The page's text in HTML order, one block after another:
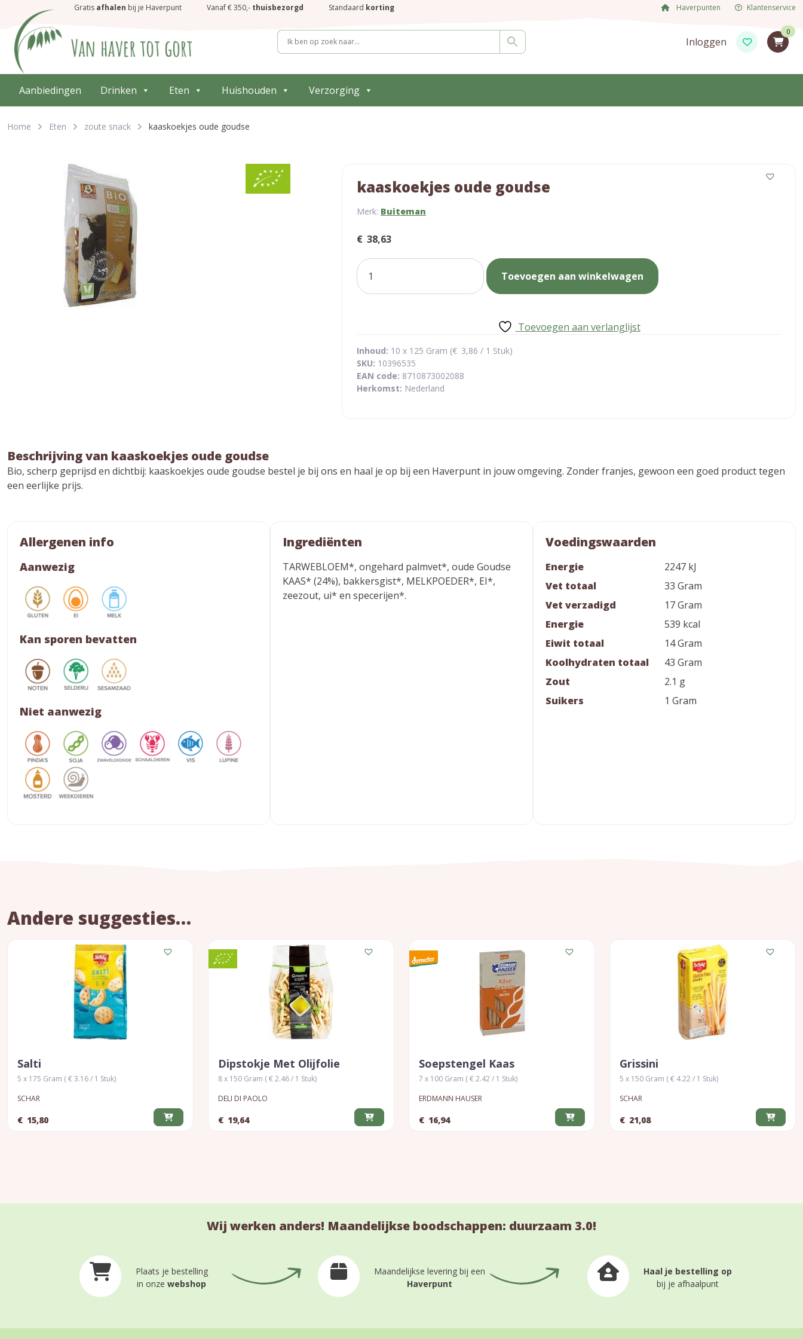
Gratis afhalen bij je Haverpunt Vanaf € 350,- thuisbezorgd Standaard korting Haverpunten Klantenservice
Inloggen
0
Aanbiedingen Drinken Eten Huishouden Verzorging
Home Eten zoute snack kaaskoekjes oude goudse
kaaskoekjes oude goudse
Merk: Buiteman
€ 38,63
kaaskoekjes
oude
goudse
Toevoegen aan winkelwagen
Toevoegen aan verlanglijst
Inhoud: 10 x 125 Gram (€ 3,86 / 1 Stuk)
SKU: 10396535
EAN code: 8710873002088
Herkomst: Nederland
Beschrijving van kaaskoekjes oude goudse
Bio, scherp geprijsd en dichtbij: kaaskoekjes oude goudse bestel je bij ons en haal je op bij een Haverpunt in jouw omgeving. Zonder franjes, gewoon een goed product tegen
een eerlijke prijs.
Allergenen info
Aanwezig
Kan sporen bevatten
Niet aanwezig
Ingrediënten
TARWEBLOEM*, ongehard palmvet*, oude Goudse
KAAS* (24%), bakkersgist*, MELKPOEDER*, EI*,
zeezout, ui* en specerijen*.
Voedingswaarden
Energie
2247 kJ
Vet totaal
33 Gram
Vet verzadigd
17 Gram
Energie
539 kcal
Eiwit totaal
14 Gram
Koolhydraten totaal
43 Gram
Zout
2.1 g
Suikers
1 Gram
Andere suggesties…
Salti
5 x 175 Gram ( € 3.16 / 1 Stuk)
SCHAR
€ 15,80
Dipstokje Met Olijfolie
8 x 150 Gram ( € 2.46 / 1 Stuk)
DELI DI PAOLO
€ 19,64
Soepstengel Kaas
7 x 100 Gram ( € 2.42 / 1 Stuk)
ERDMANN HAUSER
€ 16,94
Grissini
5 x 150 Gram ( € 4.22 / 1 Stuk)
SCHAR
€ 21,08
Wij werken anders! Maandelijkse boodschappen: duurzaam 3.0!
Plaats je bestelling
in onze webshop
Maandelijkse levering bij een
Haverpunt
Haal je bestelling op
bij je afhaalpunt